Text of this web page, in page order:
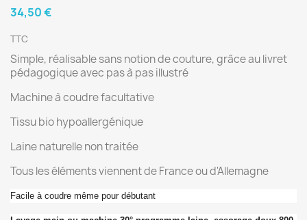
34,50 €
TTC
Simple, réalisable sans notion de couture, grâce au livret
pédagogique avec pas à pas illustré
Machine à coudre facultative
Tissu bio hypoallergénique
Laine naturelle non traitée
Tous les éléments viennent de France ou d'Allemagne
Facile à coudre même pour débutant